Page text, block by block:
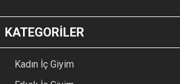
KATEGORİLER
Kadın İç Giyim